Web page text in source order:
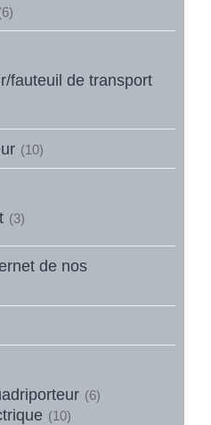
fauteuil de transport
(10)
(3)
de nos
(6)
(10)